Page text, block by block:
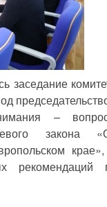
заседание
–
закона
рекомендаций